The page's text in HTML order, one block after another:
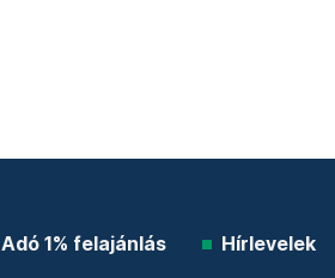
Adó 1% felajánlás Hírlevelek